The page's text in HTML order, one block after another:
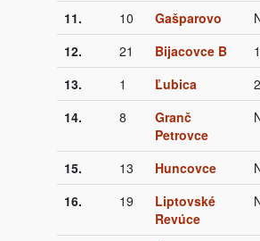
11. 10 Gašparovo
12.
21 Bijacovce B
13.
1 Ľubica
14.
8
Granč
Petrovce
15. 13 Huncovce
16.
19
Liptovské
Revúce